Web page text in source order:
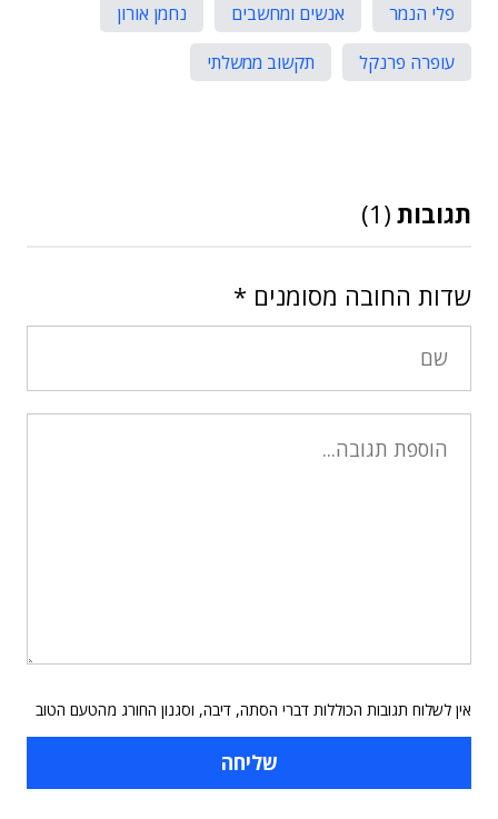
פלי הנמר אנשים ומחשבים
נחמן אורון
עופרה פרנקל
תקשוב ממשלתי
תגובות (1)
שדות החובה מסומנים *
אין לשלוח תגובות הכוללות דברי הסתה, דיבה, וסגנון החורג מהטעם הטוב